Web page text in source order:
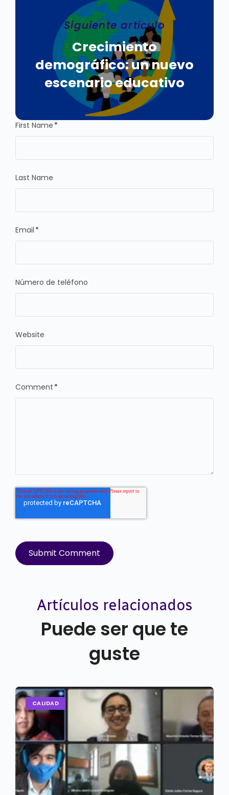
Siguiente artículo
Crecimiento
demográfico: un nuevo
escenario educativo
First Name *
Last Name
Email *
Número de teléfono
Website
Comment *
Artículos relacionados
Puede ser que te
guste
CALIDAD